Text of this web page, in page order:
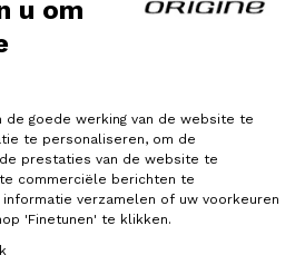
u om
de goede werking van de website te
te personaliseren, om de
prestaties van de website te
commerciële berichten te
verzamelen of uw voorkeuren
'Finetunen' te klikken.
Cycles